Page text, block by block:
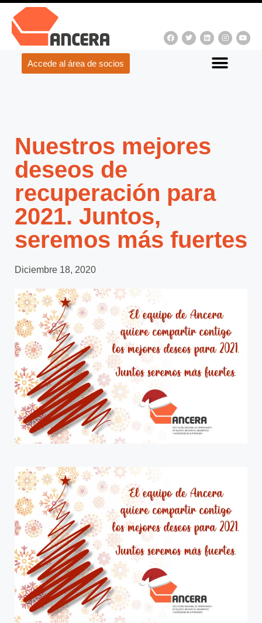
Accede al área de socios
Nuestros mejores
deseos de
recuperación para
2021. Juntos,
seremos más fuertes
Diciembre 18, 2020